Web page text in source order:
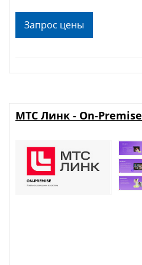
Запрос цены
МТС Линк - On-Premise